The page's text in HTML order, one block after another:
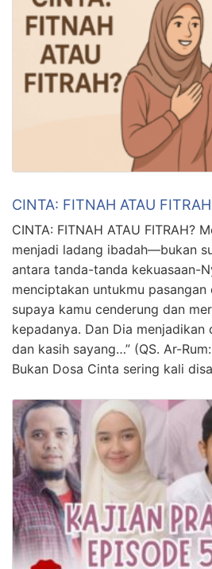
CINTA: FITNAH ATAU
CINTA: FITNAH ATAU FITRAH?
menjadi ladang ibadah—bukan
antara tanda-tanda kekuasaan-
menciptakan untukmu pasangan
supaya kamu cenderung dan
kepadanya. Dan Dia menjadikan
dan kasih sayang…” (QS. Ar-
Bukan Dosa Cinta sering kali